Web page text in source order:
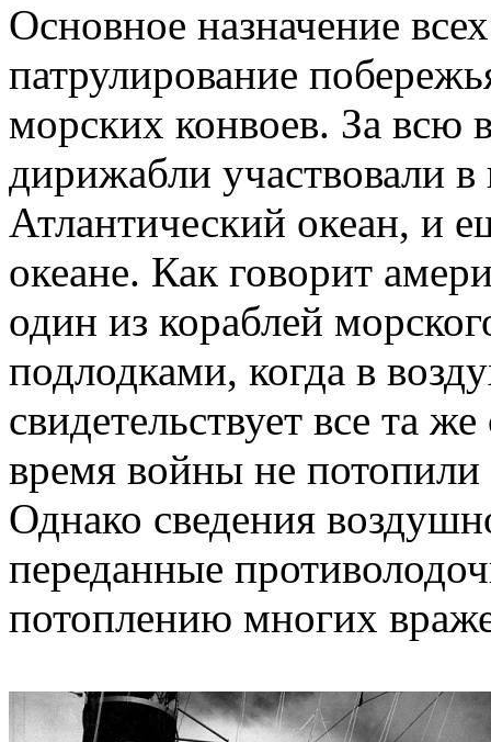
Основное назначение
патрулирование
морских конвоев. За всю
дирижабли участвовали
Атлантический океан, и
океане. Как говорит
один из кораблей
подлодками, когда в
свидетельствует все та
время войны не
Однако сведения
переданные
потоплению многих